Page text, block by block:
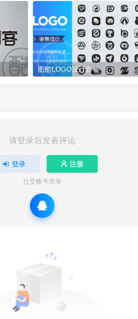
图酷LOGO设计套餐
请登录后发表评论
登录 注册
社交账号登录